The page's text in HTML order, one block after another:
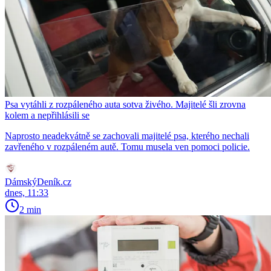
Psa vytáhli z rozpáleného auta sotva živého. Majitelé šli zrovna
kolem a nepřihlásili se
Naprosto neadekvátně se zachovali majitelé psa, kterého nechali
zavřeného v rozpáleném autě. Tomu musela ven pomoci policie.
DámskýDeník.cz
dnes, 11:33
2 min